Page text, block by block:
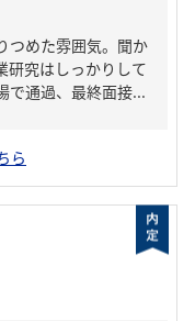
つめた雰囲気。聞か
研究はしっかりして
で通過、最終面接...
ら